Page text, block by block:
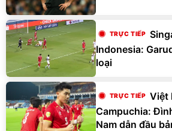
Indonesia:
loại
Việt
Campuchia:
Nam dẫn đầu